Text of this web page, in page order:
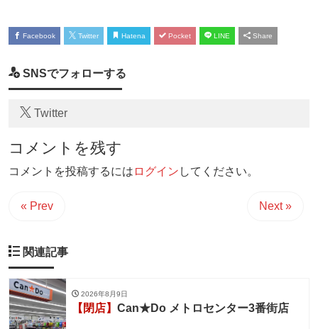
Facebook Twitter Hatena Pocket LINE Share
SNSでフォローする
Twitter
コメントを残す
コメントを投稿するには ログイン してください。
« Prev Next »
関連記事
2026年8月9日
【閉店】 Can★Do メトロセンター3番街店